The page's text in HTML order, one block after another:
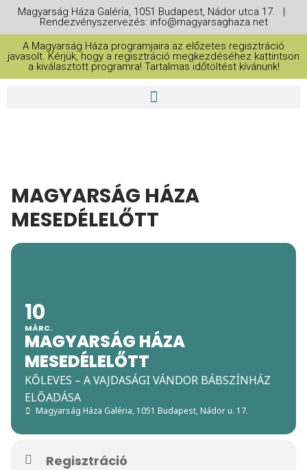
Magyarság Háza Galéria, 1051 Budapest, Nádor utca 17. |
Rendezvényszervezés: info@magyarsaghaza.net
A Magyarság Háza programjaira az előzetes regisztráció
javasolt. Kérjük, hogy a regisztráció megkezdéséhez kattintson
a kiválasztott programra! Tartalmas időtöltést kívánunk!
MAGYARSÁG HÁZA
MESEDÉLELŐTT
10
MÁRC.
MAGYARSÁG HÁZA
MESEDÉLELŐTT
KŐLEVES – A VAJDASÁGI VÁNDOR BÁBSZÍNHÁZ
ELŐADÁSA
Magyarság Háza Galéria, 1051 Budapest, Nádor u. 17.
Regisztráció